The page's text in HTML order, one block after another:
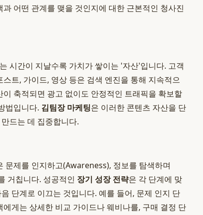
어떤 관계를 맺을 것인지에 대한 근본적인 청사진
시간이 지날수록 가치가 쌓이는 '자산'입니다. 고객
트, 가이드, 영상 등은 검색 엔진을 통해 지속적으
축적되면 광고 없이도 안정적인 트래픽을 확보할
법입니다. 김팀장 마케팅은 이러한 콘텐츠 자산을 단
드는 데 집중합니다.
문제를 인지하고(Awareness), 정보를 탐색하며
거칩니다. 성공적인 장기 성장 전략은 각 단계에 맞
단계로 이끄는 것입니다. 예를 들어, 문제 인지 단
게는 상세한 비교 가이드나 웨비나를, 구매 결정 단